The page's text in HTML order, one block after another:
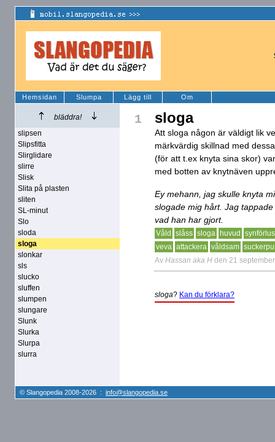
Hemsidan Slumpa Lägg till Om
bläddra!
slipsen
Slipsfitta
Slirglidare
slirre
Slisk
Slita på plasten
sliten
SL-minut
Slo
sloda
sloga
slonkar
sls
slucko
sluffen
slumpen
slungare
Slunk
Slurka
Slurpa
slurra
1 sloga
Att sloga någon är väldigt lik
märkvärdig skillnad med
(för att t.ex knyta sina skor)
med botten av knytnäven
Ey mehann, jag skulle knyta
slogade mig hårt. Jag
vad han har gjort.
Våld slåss sloga huvud
veva attackera våldsam
Av Hassan aka H den 21
sloga? Kan du förklara?
© Slangopedia 2008-2026 : info@slangopedia.se